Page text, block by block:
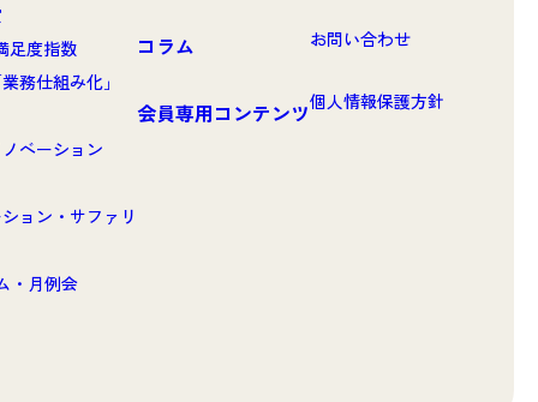
足度指数
務仕組み化」
ベーション
ョン・サファリ
・月例会
コラム
会員専用コンテンツ
お問い合わせ
個人情報保護方針